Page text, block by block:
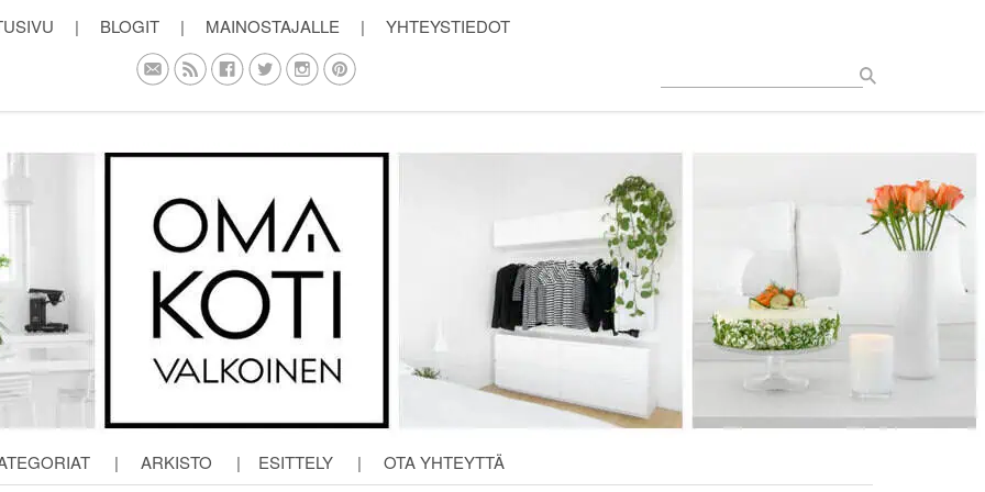
| BLOGIT | MAINOSTAJALLE | YHTEYSTIEDOT
| ARKISTO | ESITTELY | OTA YHTEYTTÄ